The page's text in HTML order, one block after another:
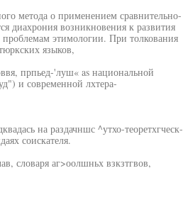
метода о применением сравнительно-
диахрония возникновения к развития
проблемам этимологии. При толкования
языков,
прпьед-'луш« as национальной
и современной лхтера-
на раздачншс ^утхо-теоретхгческ-
соискателя.
словаря аг>оолшньх взкзтгвов,